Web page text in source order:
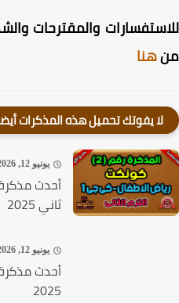
والمقترحات
هنا
لا يفوتك تحميل هذه المذكرات أيضا
يونيو 12, 2026
ثاني 2025
يونيو 12, 2026
2025